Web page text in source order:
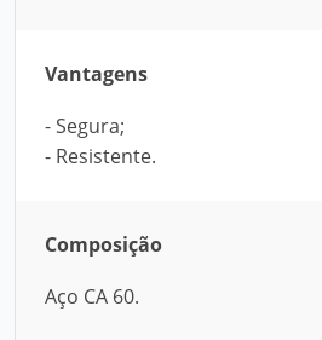
Vantagens
- Segura;
- Resistente.
Composição
Aço CA 60.